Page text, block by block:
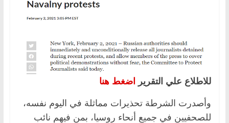
للاطلاع علي التقرير اضغط هنا
وأصدرت الشرطة تحذيرات مماثلة في اليوم نفسه،
للصحفيين في جميع أنحاء روسيا، بمن فيهم نائب